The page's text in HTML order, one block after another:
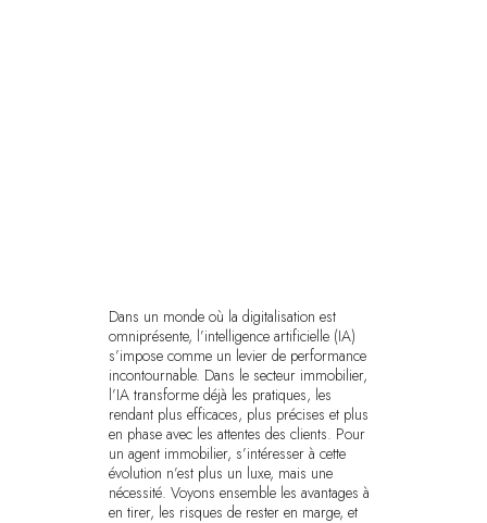
Dans un monde où la digitalisation est
omniprésente, l’intelligence artificielle (IA)
s’impose comme un levier de performance
incontournable. Dans le secteur immobilier,
l’IA transforme déjà les pratiques, les
rendant plus efficaces, plus précises et plus
en phase avec les attentes des clients. Pour
un agent immobilier, s’intéresser à cette
évolution n’est plus un luxe, mais une
nécessité. Voyons ensemble les avantages à
en tirer, les risques de rester en marge, et